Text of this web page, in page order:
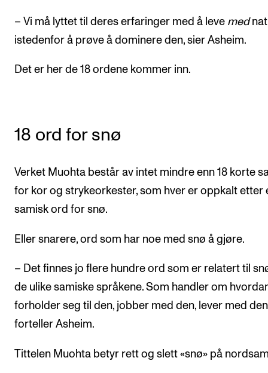
– Vi må lyttet til deres erfaringer med å leve med
istedenfor å prøve å dominere den, sier Asheim.
Det er her de 18 ordene kommer inn.
18 ord for snø
Verket Muohta består av intet mindre enn 18 korte
for kor og strykeorkester, som hver er oppkalt etter
samisk ord for snø.
Eller snarere, ord som har noe med snø å gjøre.
– Det finnes jo flere hundre ord som er relatert til
de ulike samiske språkene. Som handler om
forholder seg til den, jobber med den, lever med
forteller Asheim.
Tittelen Muohta betyr rett og slett «snø» på